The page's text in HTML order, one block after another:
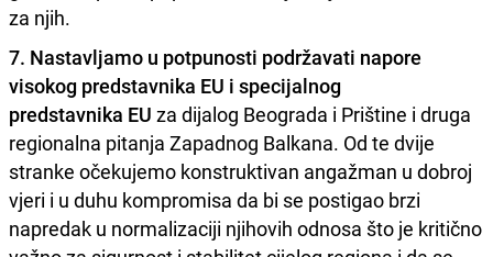
za njih.
7. Nastavljamo u potpunosti podržavati napore
visokog predstavnika EU i specijalnog
predstavnika EU za dijalog Beograda i Prištine i druga
regionalna pitanja Zapadnog Balkana. Od te dvije
stranke očekujemo konstruktivan angažman u dobroj
vjeri i u duhu kompromisa da bi se postigao brzi
napredak u normalizaciji njihovih odnosa što je kritično